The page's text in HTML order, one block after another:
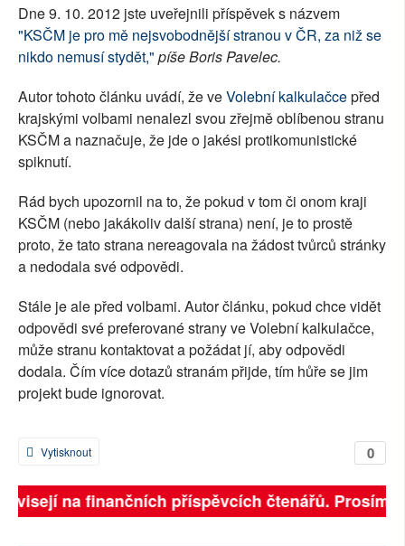
SOCIÁLNÍ SÍTĚ
RUBRIKY
PLNÁ VERZE STRÁNEK
Dne 9. 10. 2012 jste uveřejnili příspěvek s názvem
"KSČM je pro mě nejsvobodnější stranou v ČR, za niž se
nikdo nemusí stydět," píše Boris Pavelec.
Autor tohoto článku uvádí, že veVolební kalkulačcepřed
krajskými volbami nenalezl svou zřejmě oblíbenou stranu
KSČM a naznačuje, že jde o jakési protikomunistické
spiknutí.
Rád bych upozornil na to, že pokud v tom či onom kraji
KSČM (nebo jakákoliv další strana) není, je to prostě
proto, že tato strana nereagovala na žádost tvůrců stránky
a nedodala své odpovědi.
Stále je ale před volbami. Autor článku, pokud chce vidět
odpovědi své preferované strany ve Volební kalkulačce,
může stranu kontaktovat a požádat jí, aby odpovědi
dodala. Čím více dotazů stranám přijde, tím hůře se jim
projekt bude ignorovat.
0
Vytisknout
na finančních příspěvcích čtenářů. Prosíme,